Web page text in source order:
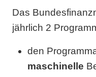
Das
jährlich 2
den
maschinelle